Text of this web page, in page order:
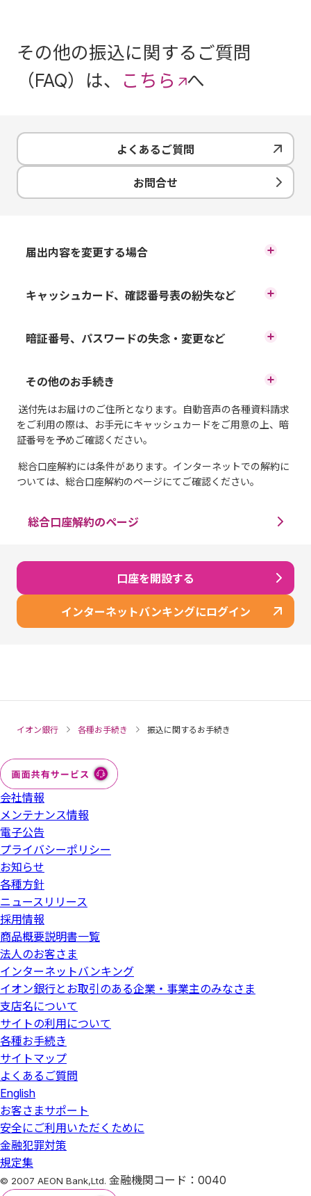
その他の振込に関するご質問
（FAQ）は、
こちら へ
よくあるご質問
お問合せ
届出内容を変更する場合
住所・電話番号の変更
氏名の変更
キャッシュカードのご利用限度額の変更
キャッシュカード、確認番号表の紛失など
キャッシュカードの紛失・盗難
キャッシュカードの入出金不良
イオン銀行ダイレクトご利用カード（確認番
号表）の紛失
暗証番号、パスワードの失念・変更など
キャッシュカードの暗証番号のロック・失念
キャッシュカードの暗証番号の変更
インターネットバンキングのパスワードなど
のロック・失念
インターネットバンキングのパスワード変更
確認番号のロック
その他のお手続き
残高証明書の発行
取引明細証明書の発行
送付先はお届けのご住所となります。自動音声の各種資料請求
をご利用の際は、お手元にキャッシュカードをご用意の上、暗
証番号を予めご確認ください。
総合口座解約には条件があります。インターネットでの解約に
ついては、総合口座解約のページにてご確認ください。
総合口座解約のページ
口座を開設する
インターネットバンキングにログイン
イオン銀行 各種お手続き 振込に関するお手続き
会社情報
メンテナンス情報
電子公告
プライバシーポリシー
お知らせ
各種方針
ニュースリリース
採用情報
商品概要説明書一覧
法人のお客さま
インターネットバンキング
イオン銀行とお取引のある企業・事業主のみなさま
支店名について
サイトの利用について
各種お手続き
サイトマップ
よくあるご質問
English
お客さまサポート
安全にご利用いただくために
金融犯罪対策
規定集
© 2007 AEON Bank,Ltd. 金融機関コード：0040